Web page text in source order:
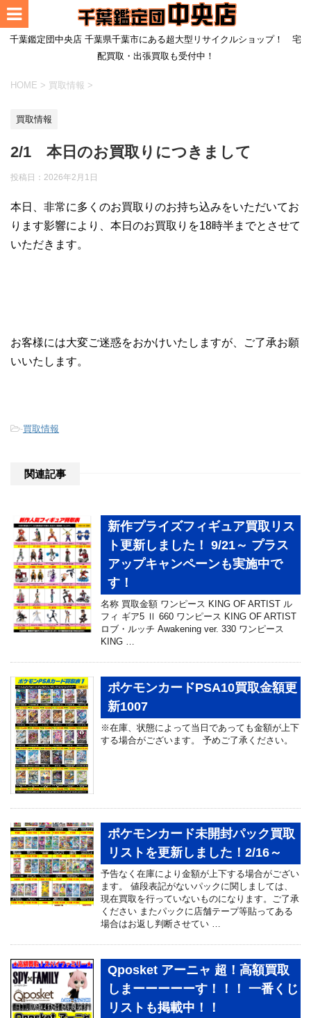
千葉鑑定団中央店 千葉県千葉市にある超大型リサイクルショップ！ 宅
配買取・出張買取も受付中！
HOME > 買取情報 >
買取情報
2/1 本日のお買取りにつきまして
投稿日： 2026年2月1日
本日、非常に多くのお買取りのお持ち込みをいただいてお
ります影響により、本日のお買取りを18時半までとさせて
いただきます。
お客様には大変ご迷惑をおかけいたしますが、ご了承お願
いいたします。
-買取情報
関連記事
新作プライズフィギュア買取リス
ト更新しました！ 9/21～ プラス
アップキャンペーンも実施中で
す！
名称 買取金額 ワンピース KING OF ARTIST ル
フィ ギア5 Ⅱ 660 ワンピース KING OF ARTIST
ロブ・ルッチ Awakening ver. 330 ワンピース
KING …
ポケモンカードPSA10買取金額更
新1007
※在庫、状態によって当日であっても金額が上下
する場合がございます。 予めご了承ください。
ポケモンカード未開封パック買取
リストを更新しました！2/16～
予告なく在庫により金額が上下する場合がござい
ます。 値段表記がないパックに関しましては、
現在買取を行っていないものになります。ご了承
ください またパックに店舗テープ等貼ってある
場合はお返し判断させてい …
Qposket アーニャ 超！高額買取
しまーーーーーす！！！ 一番くじ
リストも掲載中！！